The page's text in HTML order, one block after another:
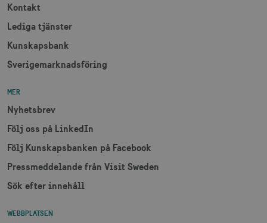
Kontakt
Lediga tjänster
Kunskapsbank
Sverigemarknadsföring
MER
Nyhetsbrev
Följ oss på LinkedIn
Följ Kunskapsbanken på Facebook
Pressmeddelande från Visit Sweden
Sök efter innehåll
WEBBPLATSEN